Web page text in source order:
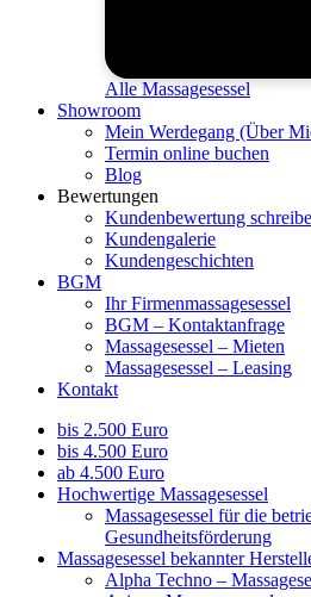
Alle Massagesessel
Showroom
Mein Werdegang (Über
Termin online buchen
Blog
Bewertungen
Kundenbewertung
Kundengalerie
Kundengeschichten
BGM
Ihr Firmenmassagesessel
BGM – Kontaktanfrage
Massagesessel – Mieten
Massagesessel – Leasing
Kontakt
bis 2.500 Euro
bis 4.500 Euro
ab 4.500 Euro
Hochwertige Massagesessel
Massagesessel für die
Gesundheitsförderung
Massagesessel bekannter
Alpha Techno –